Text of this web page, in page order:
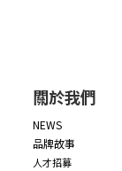
關於我們
NEWS
品牌故事
人才招募